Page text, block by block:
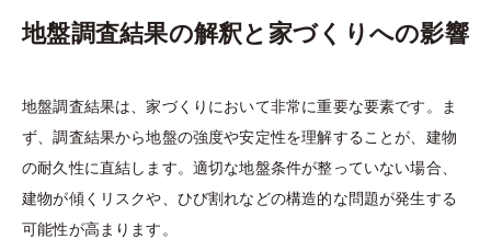
地盤調査結果の解釈と家づくりへの影響
地盤調査結果は、家づくりにおいて非常に重要な要素です。ま
ず、調査結果から地盤の強度や安定性を理解することが、建物
の耐久性に直結します。適切な地盤条件が整っていない場合、
建物が傾くリスクや、ひび割れなどの構造的な問題が発生する
可能性が高まります。